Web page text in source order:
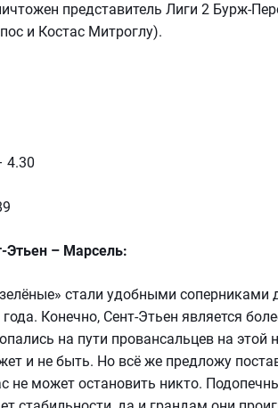
представитель Лиги 2 Бурж-
и Костас Митроглу).
4.30
Этьен – Марсель:
стали удобными
Конечно, Сент-Этьен является
на пути провансальцев на этой
и не быть. Но всё же предложу
не может остановить никто.